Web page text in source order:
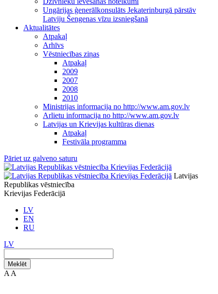
Ungārijas ģenerālkonsulāts Jekaterinburgā pārstāv
Latviju Šengenas vīzu izsniegšanā
Aktualitātes
Atpakaļ
Arhīvs
Vēstniecības ziņas
Atpakaļ
2009
2007
2008
2010
Ministrijas informacija no http://www.am.gov.lv
Arlietu informacija no http://www.am.gov.lv
Latvijas un Krievijas kultūras dienas
Atpakaļ
Festivāla programma
Pāriet uz galveno saturu
Latvijas
Republikas vēstniecība
Krievijas Federācijā
LV
EN
RU
LV
Meklēt
A A